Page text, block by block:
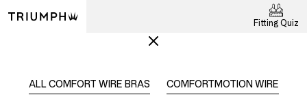
Fitting Quiz
ALL COMFORT WIRE BRAS COMFORTMOTION WIRE